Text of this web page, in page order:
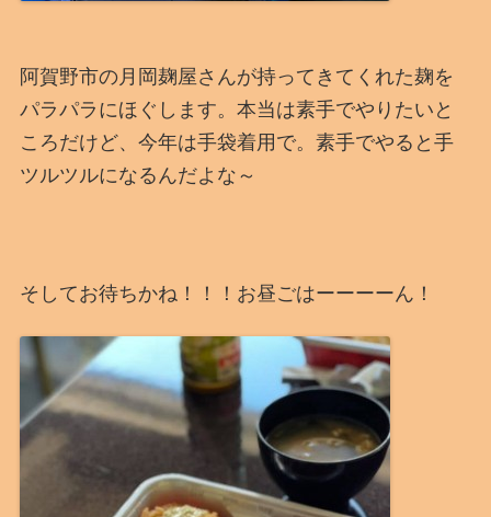
阿賀野市の月岡麹屋さんが持ってきてくれた麹を
パラパラにほぐします。本当は素手でやりたいと
ころだけど、今年は手袋着用で。素手でやると手
ツルツルになるんだよな～
そしてお待ちかね！！！お昼ごはーーーーん！